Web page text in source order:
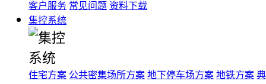
客户服务 常见问题 资料下载
集控系统
住宅方案 公共密集场所方案 地下停车场方案 地铁方案